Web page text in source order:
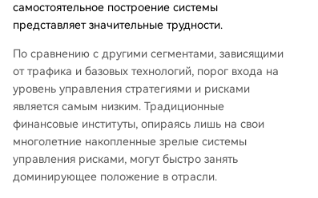
самостоятельное построение системы
представляет значительные трудности.
По сравнению с другими сегментами, зависящими
от трафика и базовых технологий, порог входа на
уровень управления стратегиями и рисками
является самым низким. Традиционные
финансовые институты, опираясь лишь на свои
многолетние накопленные зрелые системы
управления рисками, могут быстро занять
доминирующее положение в отрасли.